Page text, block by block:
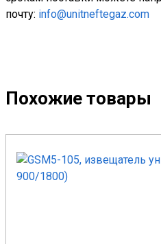
почту: info@unitneftegaz.com
Похожие товары